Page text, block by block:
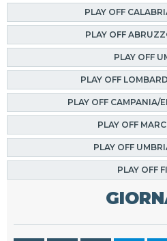
PLAY OFF
PLAY OFF
PLAY OFF
PLAY OFF
PLAY OFF CAMPANIA/
PLAY OFF
PLAY OFF
PLAY OFF